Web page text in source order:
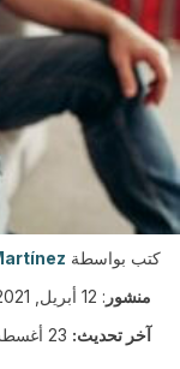
كتب بواسطة
منشور : 12 أبريل, 2021 06:26
آخر تحديث: 23 أغسطس, 2022 07:00